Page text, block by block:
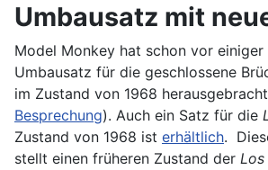
Umbausatz mit
Model Monkey hat schon vor einiger
Umbausatz für die geschlossene
im Zustand von 1968
Besprechung). Auch ein Satz für die
Zustand von 1968 ist erhältlich.
stellt einen früheren Zustand der Los